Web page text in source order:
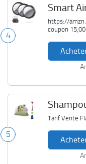
4
Smart
Apple
https://
coupon
5
Tarif Vente